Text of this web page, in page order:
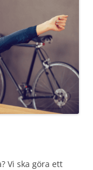
Vi ska göra ett